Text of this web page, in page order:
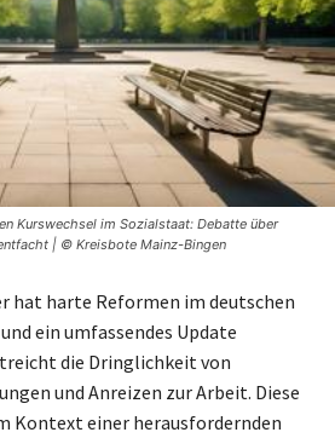
Kurswechsel im Sozialstaat: Debatte über
| © Kreisbote Mainz-Bingen
hat harte Reformen im deutschen
ein umfassendes Update
die Dringlichkeit von
und Anreizen zur Arbeit. Diese
Kontext einer herausfordernden